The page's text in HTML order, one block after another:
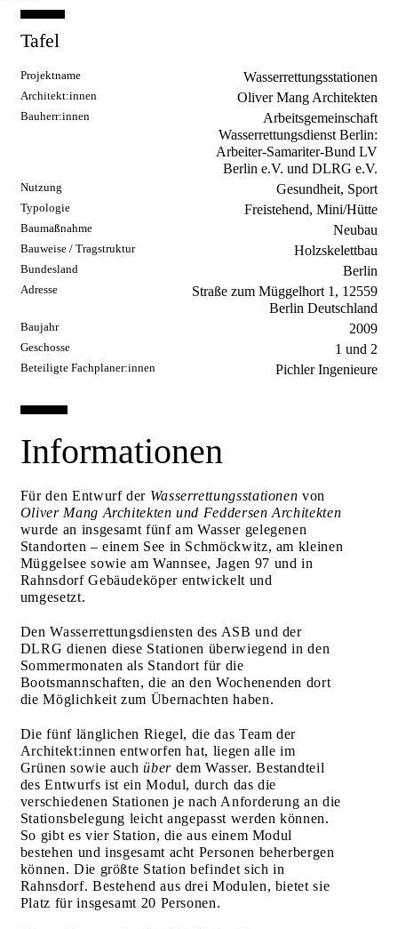
Tafel
Projektname Wasserrettungsstationen
Architekt:innen Oliver Mang Architekten
Bauherr:innen
Arbeitsgemeinschaft
Wasserrettungsdienst Berlin:
Arbeiter-Samariter-Bund LV
Berlin e.V. und DLRG e.V.
Nutzung Gesundheit, Sport
Typologie Freistehend, Mini/Hütte
Baumaßnahme Neubau
Bauweise / Tragstruktur Holzskelettbau
Bundesland Berlin
Adresse
Straße zum Müggelhort 1, 12559
Berlin Deutschland
Baujahr 2009
Geschosse 1 und 2
Beteiligte Fachplaner:innen Pichler Ingenieure
Informationen
Für den Entwurf der Wasserrettungsstationen von
Oliver Mang Architekten und Feddersen Architekten
wurde an insgesamt fünf am Wasser gelegenen
Standorten – einem See in Schmöckwitz, am kleinen
Müggelsee sowie am Wannsee, Jagen 97 und in
Rahnsdorf Gebäudeköper entwickelt und
umgesetzt.
Den Wasserrettungsdiensten des ASB und der
DLRG dienen diese Stationen überwiegend in den
Sommermonaten als Standort für die
Bootsmannschaften, die an den Wochenenden dort
die Möglichkeit zum Übernachten haben.
Die fünf länglichen Riegel, die das Team der
Architekt:innen entworfen hat, liegen alle im
Grünen sowie auchüber dem Wasser. Bestandteil
des Entwurfs ist ein Modul, durch das die
verschiedenen Stationen je nach Anforderung an die
Stationsbelegung leicht angepasst werden können.
So gibt es vier Station, die aus einem Modul
bestehen und insgesamt acht Personen beherbergen
können. Die größte Station befindet sich in
Rahnsdorf. Bestehend aus drei Modulen, bietet sie
Platz für insgesamt 20 Personen.